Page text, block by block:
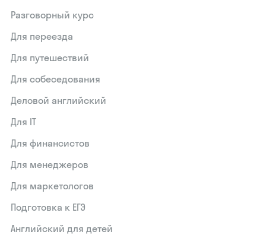
Разговорный курс
Для переезда
Для путешествий
Для собеседования
Деловой английский
Для IT
Для финансистов
Для менеджеров
Для маркетологов
Подготовка к ЕГЭ
Английский для детей